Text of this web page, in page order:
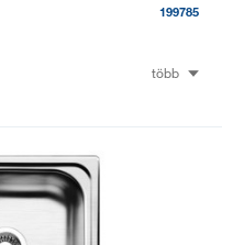
199785
több